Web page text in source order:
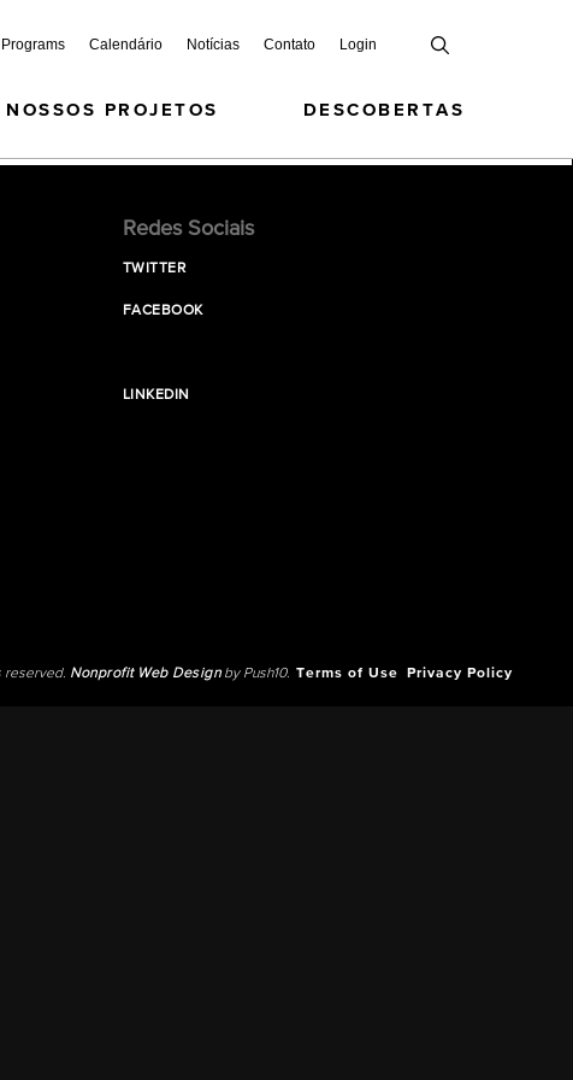
Calendário Notícias Contato Login
NOSSOS PROJETOS DESCOBERTAS
Redes Sociais
TWITTER
FACEBOOK
LINKEDIN
reserved. Nonprofit Web Designby Push10. Terms of Use Privacy Policy